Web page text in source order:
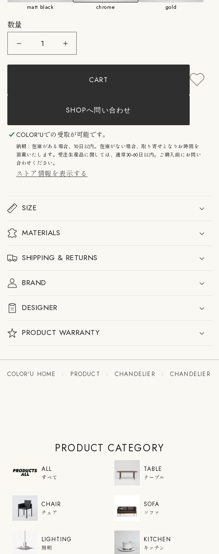
商品画像は海外仕様のため、日本仕様とはコードが一部異なりま
す。
電球は付属していません。
ランプは全長1800mmで納品されます。コードの長さ調整可能。詳
細はお問い合わせください。
matt black chrome gold
数量
LEE
BROOM：
FULCRUM
ル
ー
ム
フ
ル
ク
ラ
ャ
ン
リ
灯
量
減
ら
LEE
BROOM：
FULCRUM
ー・
ル
ー
ム
フ
ル
ク
ラ
灯
CART
SHOPへ問い合わせ
COLOR'Uでの受取が可能です。
納期：在庫がある場合、10日以内。在庫がない場合、取り寄せとなりお時間を
頂戴いたします。受注生産品に関しては、通常30-60日以内。ご購入前にお問い
合わせください。
ストア情報を表示する
SIZE
MATERIALS
SHIPPING & RETURNS
BRAND
DESIGNER
PRODUCT WARRANTY
COLOR'U HOME PRODUCT CHANDELIER CHANDELIER
PRODUCT CATEGORY
ALL
すべて
TABLE
テーブル
CHAIR
チェア
SOFA
ソファ
LIGHTING
照明
KITCHEN
キッチン